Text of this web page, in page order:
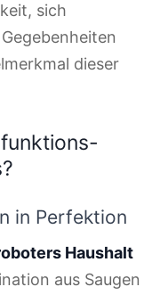
sich
dieser
in Perfektion
Haushalt
aus Saugen